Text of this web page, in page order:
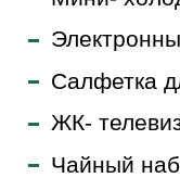
Салфетка
ЖК-
Чайный